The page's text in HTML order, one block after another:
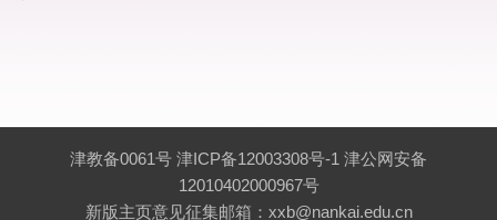
津教备0061号 津ICP备12003308号-1 津公网安备
12010402000967号
新版主页意见征集邮箱：xxb@nankai.edu.cn